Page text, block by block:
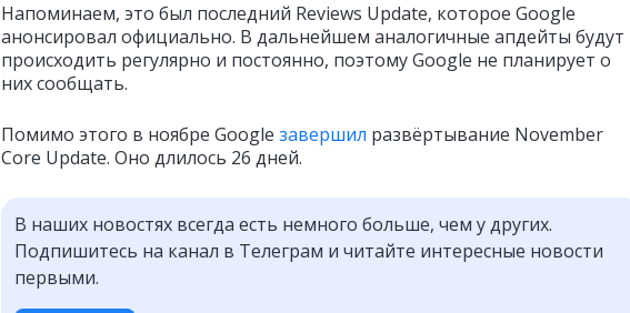
Напоминаем, это был последний Reviews Update, которое Google
анонсировал официально. В дальнейшем аналогичные апдейты будут
происходить регулярно и постоянно, поэтому Google не планирует о
них сообщать.
Помимо этого в ноябре Google завершил развёртывание November
Core Update. Оно длилось 26 дней.
В наших новостях всегда есть немного больше, чем у других.
Подпишитесь на канал в Телеграм и читайте интересные новости
первыми.